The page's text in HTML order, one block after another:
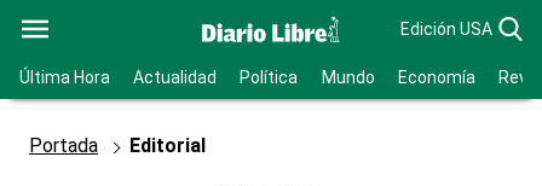
Edición USA
Última Hora Actualidad Política Mundo Economía
Portada Editorial